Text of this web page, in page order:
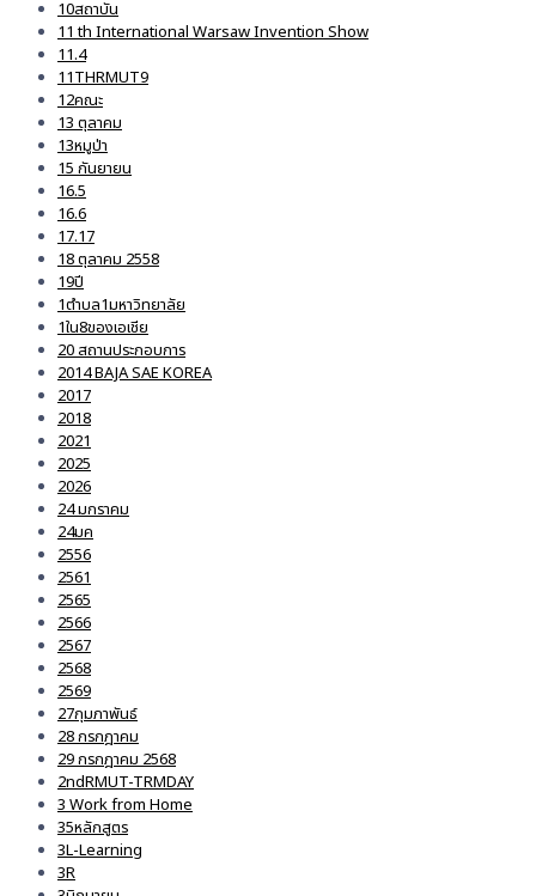
10สถาบัน
11 th International Warsaw Invention Show
11.4
11THRMUT9
12คณะ
13 ตุลาคม
13หมูป่า
15 กันยายน
16.5
16.6
17.17
18 ตุลาคม 2558
19ปี
1ตำบล1มหาวิทยาลัย
1ใน8ของเอเชีย
20 สถานประกอบการ
2014 BAJA SAE KOREA
2017
2018
2021
2025
2026
24 มกราคม
24มค
2556
2561
2565
2566
2567
2568
2569
27กุมภาพันธ์
28 กรกฎาคม
29 กรกฎาคม 2568
2ndRMUT-TRMDAY
3 Work from Home
35หลักสูตร
3L-Learning
3R